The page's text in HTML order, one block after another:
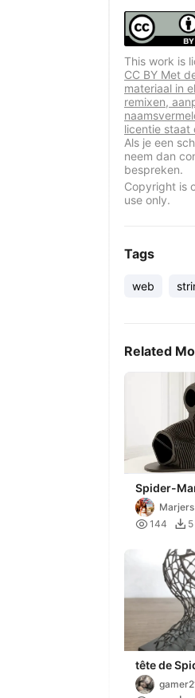
This work is
CC BY Met
materiaal in
remixen,
licentie staat
Als je een
neem dan
bespreken.
Copyright is
use only.
Tags
web
Related
Spider-
Marjers
 144  5
tête de